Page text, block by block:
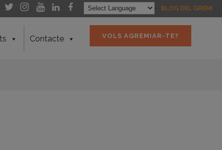
BLOG DEL GREMI
VOLS AGREMIAR-TE?
Contacte